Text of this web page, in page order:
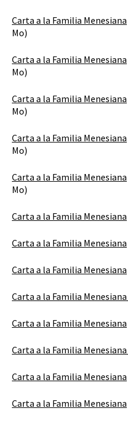
Carta a la Familia Menesiana
Mo)
Carta a la Familia Menesiana
Mo)
Carta a la Familia Menesiana
Mo)
Carta a la Familia Menesiana
Mo)
Carta a la Familia Menesiana
Mo)
Carta a la Familia Menesiana
Carta a la Familia Menesiana
Carta a la Familia Menesiana
Carta a la Familia Menesiana
Carta a la Familia Menesiana
Carta a la Familia Menesiana
Carta a la Familia Menesiana
Carta a la Familia Menesiana